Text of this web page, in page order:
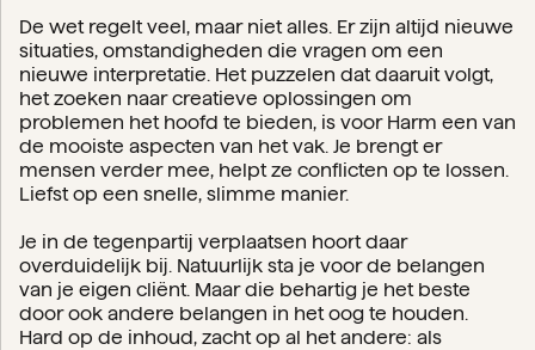
De wet regelt veel, maar niet alles. Er zijn altijd nieuwe
situaties, omstandigheden die vragen om een
nieuwe interpretatie. Het puzzelen dat daaruit volgt,
het zoeken naar creatieve oplossingen om
problemen het hoofd te bieden, is voor Harm een van
de mooiste aspecten van het vak. Je brengt er
mensen verder mee, helpt ze conflicten op te lossen.
Liefst op een snelle, slimme manier.
Je in de tegenpartij verplaatsen hoort daar
overduidelijk bij. Natuurlijk sta je voor de belangen
van je eigen cliënt. Maar die behartig je het beste
door ook andere belangen in het oog te houden.
Hard op de inhoud, zacht op al het andere: als